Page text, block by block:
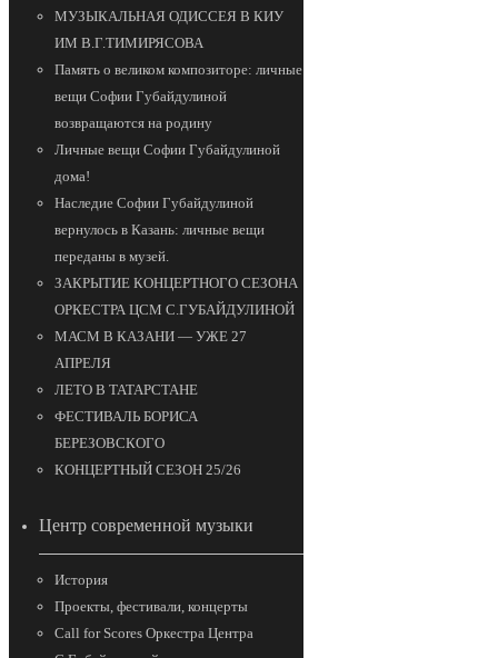
МУЗЫКАЛЬНАЯ ОДИССЕЯ В КИУ
ИМ В.Г.ТИМИРЯСОВА
Память о великом композиторе: личные
вещи Софии Губайдулиной
возвращаются на родину
Личные вещи Софии Губайдулиной
дома!
Наследие Софии Губайдулиной
вернулось в Казань: личные вещи
переданы в музей.
ЗАКРЫТИЕ КОНЦЕРТНОГО СЕЗОНА
ОРКЕСТРА ЦСМ С.ГУБАЙДУЛИНОЙ
МАСМ В КАЗАНИ — УЖЕ 27
АПРЕЛЯ
ЛЕТО В ТАТАРСТАНЕ
ФЕСТИВАЛЬ БОРИСА
БЕРЕЗОВСКОГО
КОНЦЕРТНЫЙ СЕЗОН 25/26
Центр современной музыки
История
Проекты, фестивали, концерты
Call for Scores Оркестра Центра